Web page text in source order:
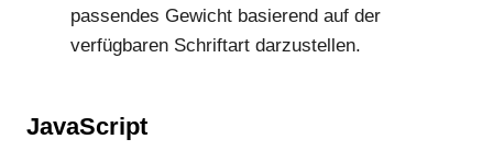
passendes Gewicht basierend auf der
verfügbaren Schriftart darzustellen.
JavaScript